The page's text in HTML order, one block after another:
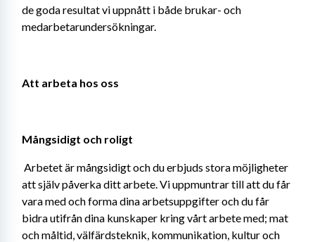
de goda resultat vi uppnått i både brukar- och
medarbetarundersökningar.
Att arbeta hos oss
Mångsidigt och roligt
Arbetet är mångsidigt och du erbjuds stora möjligheter
att själv påverka ditt arbete. Vi uppmuntrar till att du får
vara med och forma dina arbetsuppgifter och du får
bidra utifrån dina kunskaper kring vårt arbete med; mat
och måltid, välfärdsteknik, kommunikation, kultur och